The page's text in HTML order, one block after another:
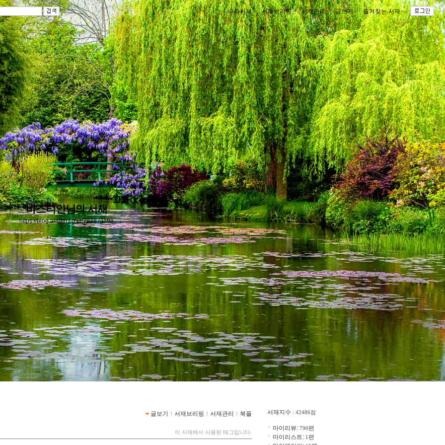
나의서재 ｌ서재브리핑 ｌ서재관리 ｌ글쓰기 ｌ즐겨찾는 서재 ｌ
바스티안님의 서재
https://blog.aladin.co.kr/797871198
글보기 ｌ 서재브리핑 ｌ 서재관리 ｌ 북플
이 서재에서 사용된 태그입니다.
서재지수 : 42486점
마이리뷰: 790편
마이리스트: 1편